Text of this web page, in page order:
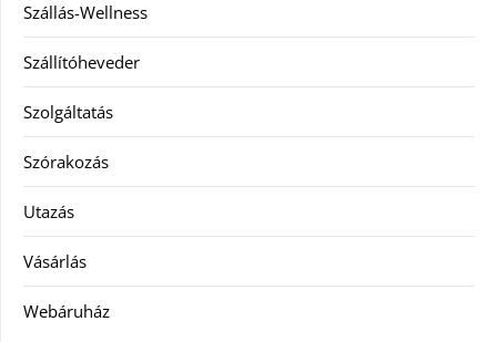
Szállás-Wellness
Szállítóheveder
Szolgáltatás
Szórakozás
Utazás
Vásárlás
Webáruház